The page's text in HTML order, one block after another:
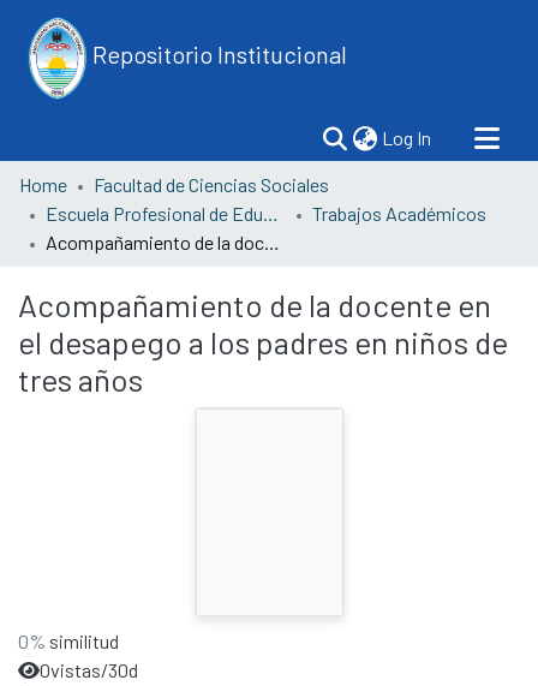
Repositorio Institucional
Log In (current)
Home
Facultad de Ciencias Sociales
Escuela Profesional de Educación
Trabajos Académicos
Acompañamiento de la docente en el desapego a los padres en niños de tres años
Acompañamiento de la docente en
el desapego a los padres en niños de
tres años
0% similitud
0vistas/30d